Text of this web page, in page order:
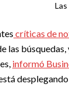
críticas de
las búsquedas,
informó